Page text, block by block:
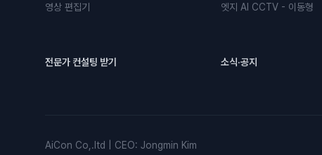
영상 편집기
엣지 AI CCTV - 이동형
전문가 컨설팅 받기 소식·공지
AiCon Co,.ltd CEO: Jongmin Kim